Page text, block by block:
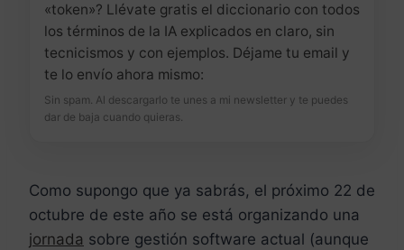
«token»? Llévate gratis el diccionario con todos
los términos de la IA explicados en claro, sin
tecnicismos y con ejemplos. Déjame tu email y
te lo envío ahora mismo:
Sin spam. Al descargarlo te unes a mi newsletter y te puedes
dar de baja cuando quieras.
Como supongo que ya sabrás, el próximo 22 de
octubre de este año se está organizando una
jornada sobre gestión software actual (aunque